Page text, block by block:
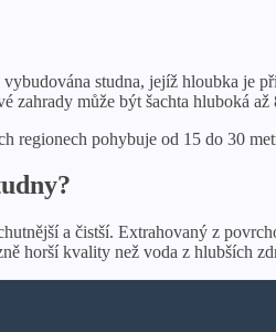
studna, jejíž hloubka je
zahrady může být šachta hluboká
regionech pohybuje od 15 do 30
a čistší. Extrahovaný z
horší kvality než voda z hlubších